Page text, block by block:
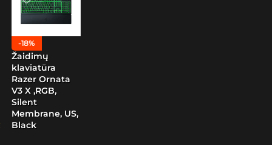
-18%
Žaidimų
klaviatūra
Razer Ornata
V3 X ,RGB,
Silent
Membrane, US,
Black